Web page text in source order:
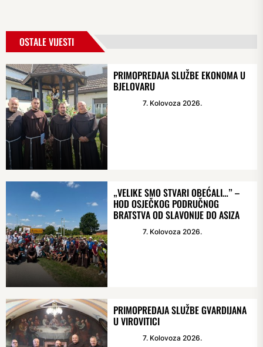
OSTALE VIJESTI
PRIMOPREDAJA SLUŽBE EKONOMA U
BJELOVARU
7. Kolovoza 2026.
„VELIKE SMO STVARI OBEĆALI…” –
HOD OSJEČKOG PODRUČNOG
BRATSTVA OD SLAVONIJE DO ASIZA
7. Kolovoza 2026.
PRIMOPREDAJA SLUŽBE GVARDIJANA
U VIROVITICI
7. Kolovoza 2026.